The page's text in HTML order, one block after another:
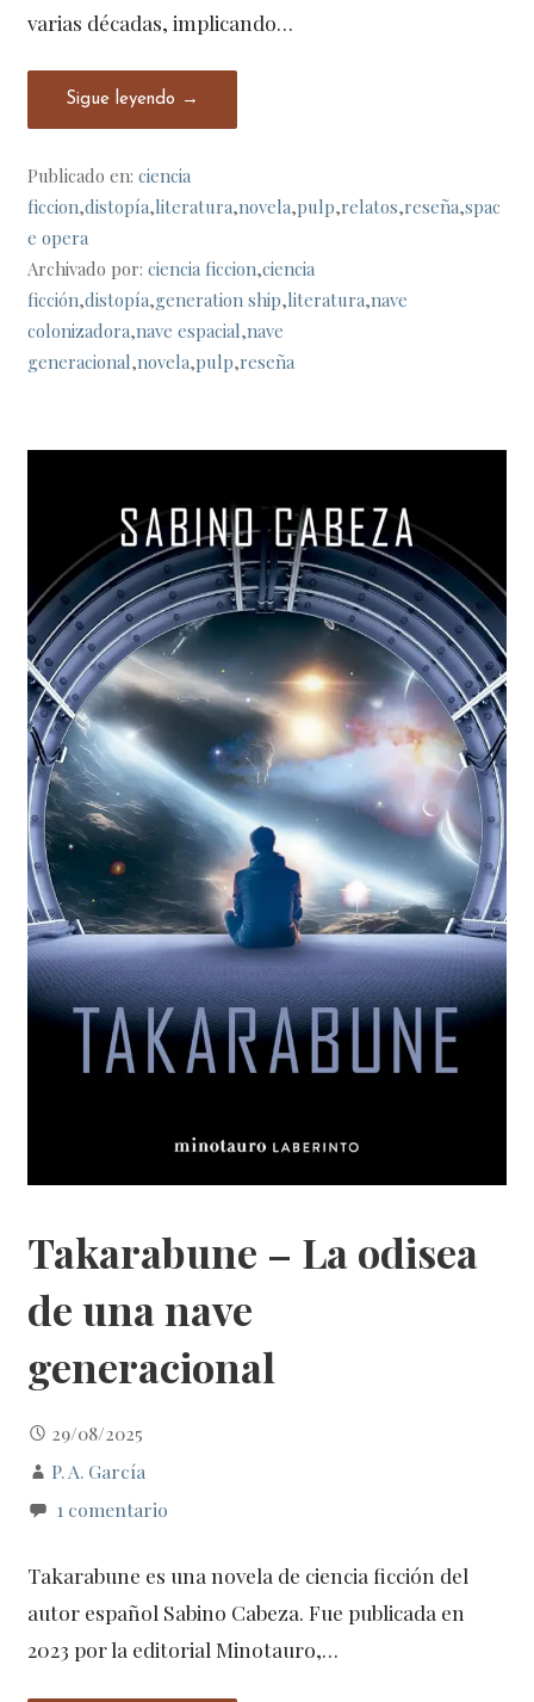
varias décadas, implicando…
Sigue leyendo →
Publicado en:ciencia
ficcion,distopía,literatura,novela,pulp,relatos,reseña,spac
e opera
Archivado por:ciencia ficcion,ciencia
ficción,distopía,generation ship,literatura,nave
colonizadora,nave espacial,nave
generacional,novela,pulp,reseña
Takarabune – La odisea
de una nave
generacional
29/08/2025
P. A. García
1 comentario
Takarabune es una novela de ciencia ficción del
autor español Sabino Cabeza. Fue publicada en
2023 por la editorial Minotauro,…